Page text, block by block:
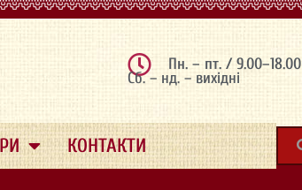
Пн. – пт. / 9.00–18.00
Сб. – нд. – вихідні
КОНТАКТИ